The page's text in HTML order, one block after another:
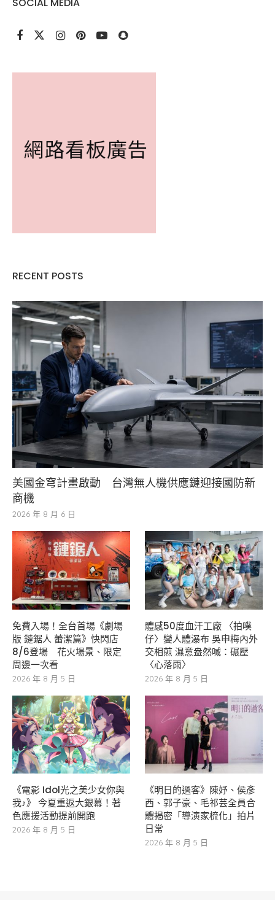
RECENT POSTS
美國金穹計畫啟動 台灣無人機供應鏈迎接國防新
商機
2026 年 8 月 6 日
免費入場！全台首場《劇場
版 鏈鋸人 蕾潔篇》快閃店
8/6登場 花火場景、限定
周邊一次看
2026 年 8 月 5 日
體感50度血汗工廠 〈拍噗
仔〉變人體瀑布 吳申梅內外
交相煎 濕意盎然喊：碾壓
〈心落雨〉
2026 年 8 月 5 日
《電影 Idol光之美少女你與
我♪》 今夏重返大銀幕！著
色應援活動提前開跑
2026 年 8 月 5 日
《明日的過客》陳妤、侯彥
西、郭子豪、毛祁芸全員合
體揭密「導演家梳化」拍片
日常
2026 年 8 月 5 日